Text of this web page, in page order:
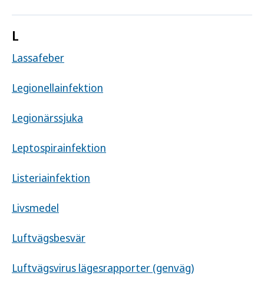
L
Lassafeber
Legionellainfektion
Legionärssjuka
Leptospirainfektion
Listeriainfektion
Livsmedel
Luftvägsbesvär
Luftvägsvirus lägesrapporter (genväg)